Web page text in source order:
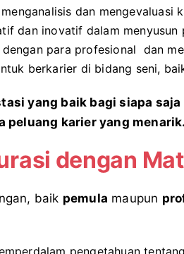
dan mengevaluasi
dan inovatif dalam menyusun
dengan para profesional dan
berkarier di bidang seni,
yang baik bagi siapa
peluang karier yang menarik.
dengan
baik pemula maupun
pengetahuan